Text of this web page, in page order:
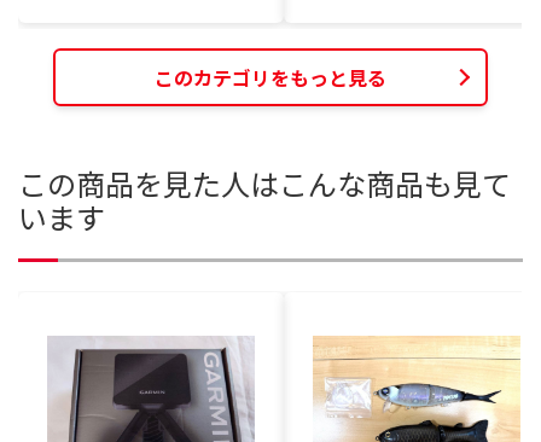
このカテゴリをもっと見る
この商品を見た人はこんな商品も見て
います